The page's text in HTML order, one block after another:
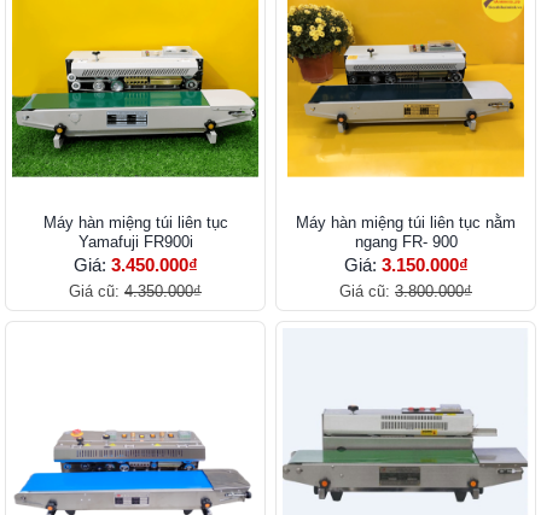
Máy hàn miệng túi liên tục
Yamafuji FR900i
Giá: 3.450.000₫
Giá cũ: 4.350.000₫
Máy hàn miệng túi liên tục nằm
ngang FR- 900
Giá: 3.150.000₫
Giá cũ: 3.800.000₫